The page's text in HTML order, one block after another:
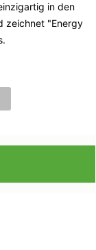
in den
zeichnet "Energy